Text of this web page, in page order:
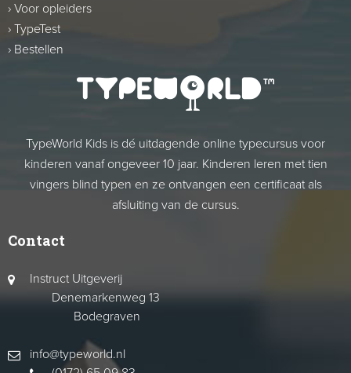
› Voor opleiders
› TypeTest
› Bestellen
TypeWorld Kids is dé uitdagende online typecursus voor
kinderen vanaf ongeveer 10 jaar. Kinderen leren met tien
vingers blind typen en ze ontvangen een certificaat als
afsluiting van de cursus.
Contact
Instruct Uitgeverij
Denemarkenweg 13
Bodegraven
info@typeworld.nl